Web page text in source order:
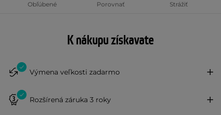
Obľúbené Porovnať Strážiť
K nákupu získavate
Výmena veľkosti zadarmo
Rozšírená záruka 3 roky